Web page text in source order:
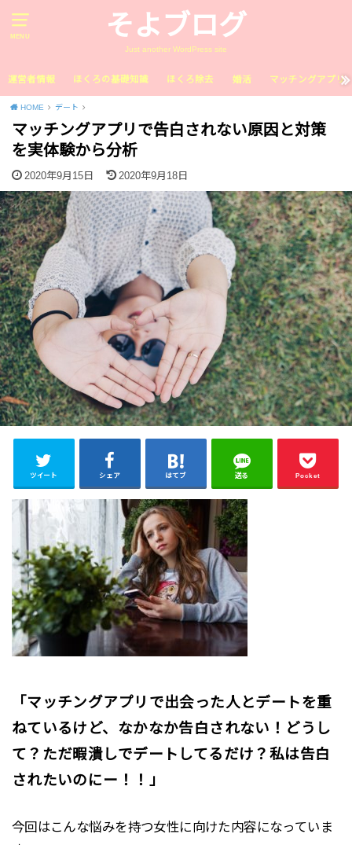
MENU そよブログ
Just another WordPress site
運営者情報 ほくろの基礎知識 ほくろ除去 婚活 マッチングアプリ
HOME デート
マッチングアプリで告白されない原因と対策
を実体験から分析
2020年9月15日 2020年9月18日
ツイート シェア はてブ 送る Pocket
「マッチングアプリで出会った人とデートを重
ねているけど、なかなか告白されない！どうし
て？ただ暇潰しでデートしてるだけ？私は告白
されたいのにー！！」
今回はこんな悩みを持つ女性に向けた内容になっていま